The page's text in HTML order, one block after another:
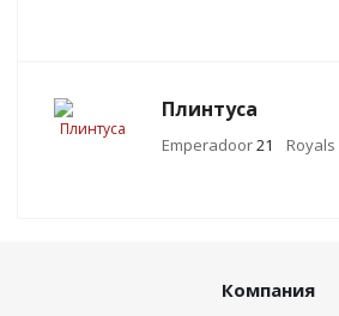
Плинтуса
Emperadoor21 Royals
Компания